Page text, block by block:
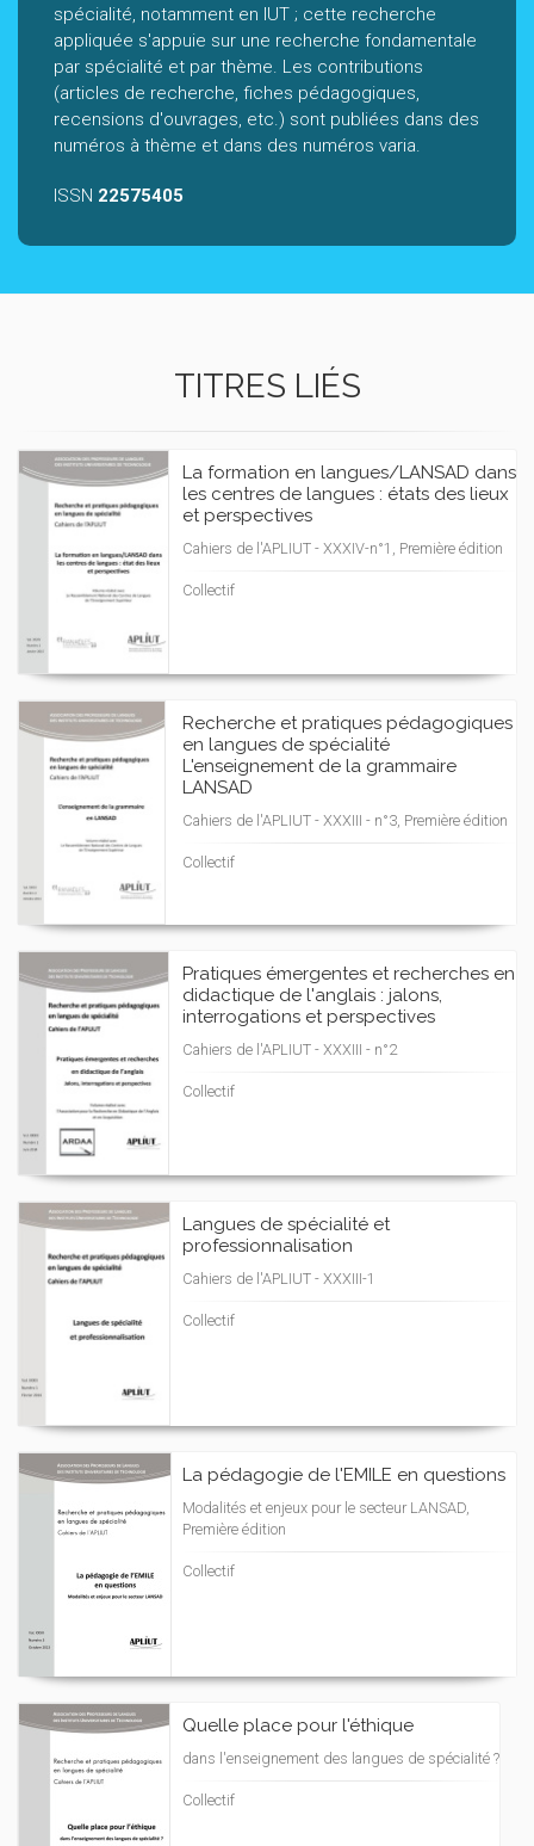
spécialité, notamment en IUT ; cette recherche
appliquée s'appuie sur une recherche fondamentale
par spécialité et par thème. Les contributions
(articles de recherche, fiches pédagogiques,
recensions d'ouvrages, etc.) sont publiées dans des
numéros à thème et dans des numéros varia.
ISSN 22575405
TITRES LIÉS
La formation en langues/LANSAD dans
les centres de langues : états des lieux
et perspectives
Cahiers de l'APLIUT - XXXIV-n°1, Première édition
Collectif
Recherche et pratiques pédagogiques
en langues de spécialité
L'enseignement de la grammaire
LANSAD
Cahiers de l'APLIUT - XXXIII - n°3, Première édition
Collectif
Pratiques émergentes et recherches en
didactique de l'anglais : jalons,
interrogations et perspectives
Cahiers de l'APLIUT - XXXIII - n°2
Collectif
Langues de spécialité et
professionnalisation
Cahiers de l'APLIUT - XXXIII-1
Collectif
La pédagogie de l'EMILE en questions
Modalités et enjeux pour le secteur LANSAD,
Première édition
Collectif
Quelle place pour l'éthique
dans l'enseignement des langues de spécialité ?
Collectif